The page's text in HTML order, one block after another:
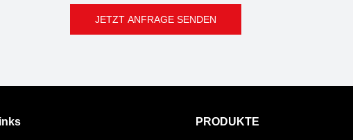
JETZT ANFRAGE SENDEN
PRODUKTE